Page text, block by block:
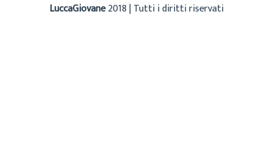
LuccaGiovane2018 | Tutti i diritti riservati